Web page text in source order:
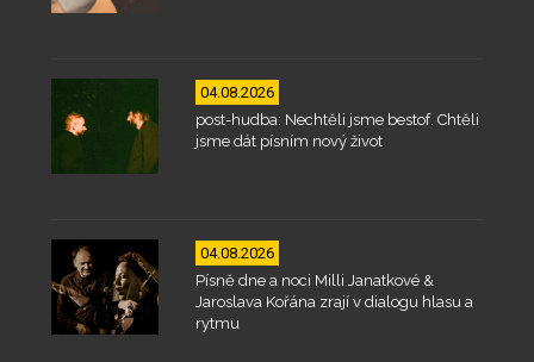
04.08.2026
post-hudba: Nechtěli jsme bestof. Chtěli
jsme dát písním nový život
04.08.2026
Písně dne a noci Milli Janatkové &
Jaroslava Kořána zrají v dialogu hlasu a
rytmu